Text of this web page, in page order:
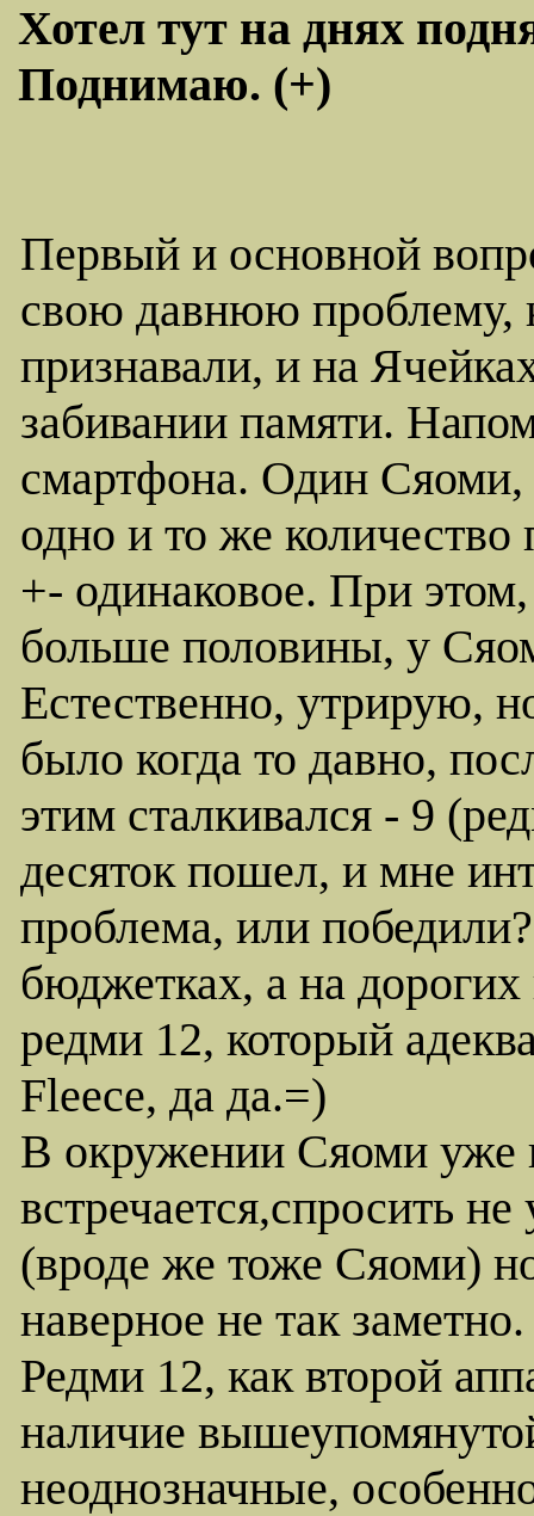
Хотел тут на днях
Поднимаю. (+)
Первый и основной
свою давнюю проблему,
признавали, и на
забивании памяти.
смартфона. Один Сяоми,
одно и то же
+- одинаковое. При
больше половины, у
Естественно, утрирую,
было когда то давно,
этим сталкивался - 9
десяток пошел, и мне
проблема, или
бюджетках, а на
редми 12, который
Fleece, да да.=)
В окружении Сяоми уже
встречается,спросить
(вроде же тоже Сяоми)
наверное не так
Редми 12, как второй
наличие
неоднозначные,